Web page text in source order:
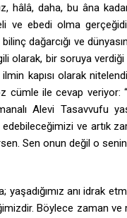
hâlâ, daha, bu âna
ve ebedi olma
dağarcığı ve
olarak, bir soruya
kapısı olarak
ile cevap veriyor:
Alevi Tasavvufu
ve artık
Sen onun değil o
anı idrak
Böylece zaman